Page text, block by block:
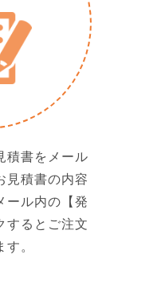
積書をメール
見積書の内容
ール内の【発
するとご注文
。